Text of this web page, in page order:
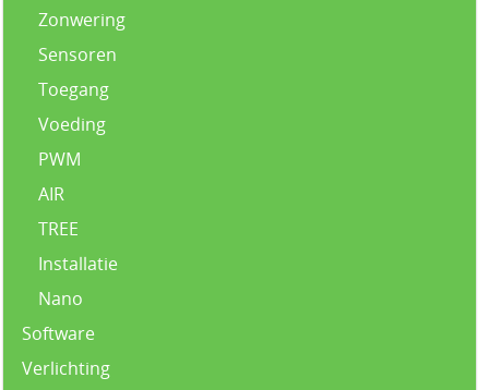
Zonwering
Sensoren
Toegang
Voeding
PWM
AIR
TREE
Installatie
Nano
Software
Verlichting